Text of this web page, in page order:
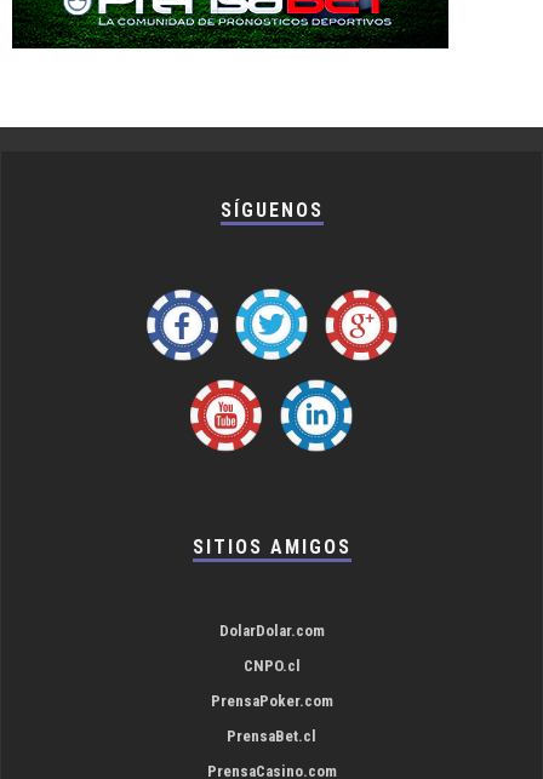
SÍGUENOS
SITIOS AMIGOS
DolarDolar.com
CNPO.cl
PrensaPoker.com
PrensaBet.cl
PrensaCasino.com